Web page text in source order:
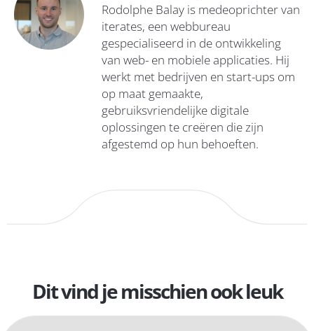
Rodolphe Balay is medeoprichter van
iterates, een webbureau
gespecialiseerd in de ontwikkeling
van web- en mobiele applicaties. Hij
werkt met bedrijven en start-ups om
op maat gemaakte,
gebruiksvriendelijke digitale
oplossingen te creëren die zijn
afgestemd op hun behoeften.
Dit vind je misschien ook leuk